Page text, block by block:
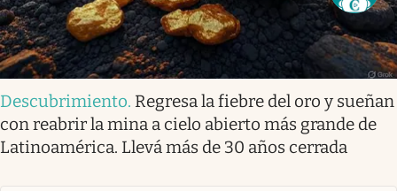
Descubrimiento. Regresa la fiebre del oro y sueñan
con reabrir la mina a cielo abierto más grande de
Latinoamérica. Llevá más de 30 años cerrada